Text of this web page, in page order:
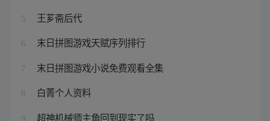
5 王芗斋后代
6 末日拼图游戏天赋序列排行
7 末日拼图游戏小说免费观看全集
8 白菁个人资料
9 超神机械师主角回到现实了吗